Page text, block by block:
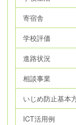
寄宿舎
学校評価
進路状況
相談事業
いじめ防止基本
ICT活用例